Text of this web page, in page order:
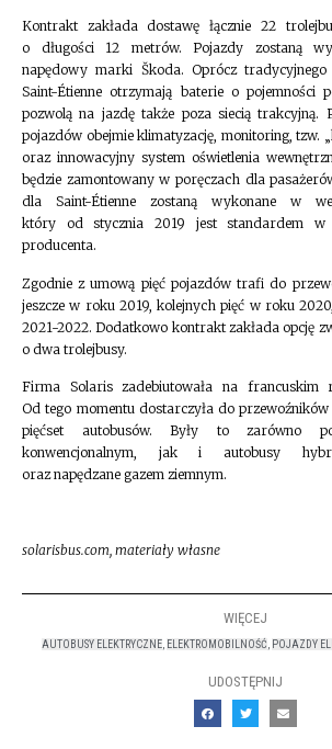
Kontrakt zakłada dostawę łącznie 22
o długości 12 metrów. Pojazdy zostaną
napędowy marki Škoda. Oprócz
Saint-Étienne otrzymają baterie o pojemności
pozwolą na jazdę także poza siecią trakcyjną.
pojazdów obejmie klimatyzację, monitoring, tzw.
oraz innowacyjny system oświetlenia
będzie zamontowany w poręczach dla
dla Saint-Étienne zostaną wykonane w
który od stycznia 2019 jest standardem w
producenta.
Zgodnie z umową pięć pojazdów trafi do
jeszcze w roku 2019, kolejnych pięć w roku
2021-2022. Dodatkowo kontrakt zakłada opcję
o dwa trolejbusy.
Firma Solaris zadebiutowała na
Od tego momentu dostarczyła do
pięćset autobusów. Były to zarówno
konwencjonalnym, jak i autobusy
oraz napędzane gazem ziemnym.
solarisbus.com, materiały własne
WIĘCEJ
AUTOBUSY ELEKTRYCZNE ELEKTROMOBILNOŚĆ POJAZDY
UDOSTĘPNIJ